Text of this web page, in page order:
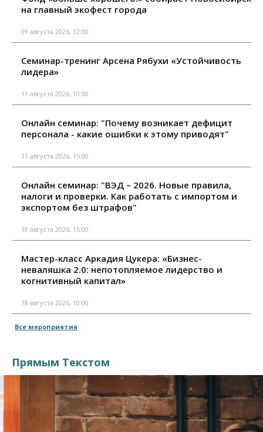
на главный экофест города
09 августа 2026, 12:00
Семинар-тренинг Арсена Рябухи «Устойчивость
лидера»
11 августа 2026, 10:00
Онлайн семинар: "Почему возникает дефицит
персонала - какие ошибки к этому приводят"
11 августа 2026, 15:00
Онлайн семинар: "ВЭД – 2026. Новые правила,
налоги и проверки. Как работать с импортом и
экспортом без штрафов"
18 августа 2026, 15:00
Мастер-класс Аркадия Цукера: «Бизнес-
неваляшка 2.0: непотопляемое лидерство и
когнитивный капитал»
18 августа 2026, 10:00
Все мероприятия
Прямым Текстом